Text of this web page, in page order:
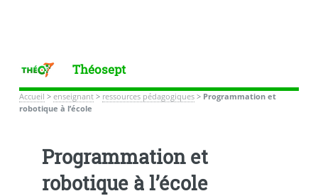
Théosept
Accueil > enseignant> ressources pédagogiques> Programmation et
robotique à l’école
Programmation et
robotique à l’école